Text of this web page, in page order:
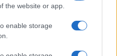
the website or app.
enable storage